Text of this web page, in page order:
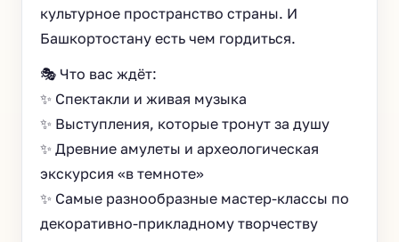
культурное пространство страны. И
Башкортостану есть чем гордиться.
🎭 Что вас ждёт:
✨ Спектакли и живая музыка
✨ Выступления, которые тронут за душу
✨ Древние амулеты и археологическая
экскурсия «в темноте»
✨ Самые разнообразные мастер-классы по
декоративно-прикладному творчеству